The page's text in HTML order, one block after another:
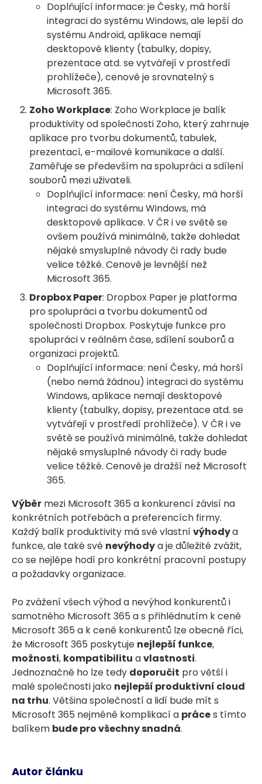
Doplňující informace: je Česky, má horší
integraci do systému Windows, ale lepší do
systému Android, aplikace nemají
desktopové klienty (tabulky, dopisy,
prezentace atd. se vytvářejí v prostředí
prohlížeče), cenově je srovnatelný s
Microsoft 365.
Zoho Workplace: Zoho Workplace je balík
produktivity od společnosti Zoho, který zahrnuje
aplikace pro tvorbu dokumentů, tabulek,
prezentací, e-mailové komunikace a další.
Zaměřuje se především na spolupráci a sdílení
souborů mezi uživateli.
Doplňující informace: není Česky, má horší
integraci do systému Windows, má
desktopové aplikace. V ČR i ve světě se
ovšem používá minimálně, takže dohledat
nějaké smysluplné návody či rady bude
velice těžké. Cenově je levnější než
Microsoft 365.
Dropbox Paper: Dropbox Paper je platforma
pro spolupráci a tvorbu dokumentů od
společnosti Dropbox. Poskytuje funkce pro
spolupráci v reálném čase, sdílení souborů a
organizaci projektů.
Doplňující informace: není Česky, má horší
(nebo nemá žádnou) integraci do systému
Windows, aplikace nemají desktopové
klienty (tabulky, dopisy, prezentace atd. se
vytvářejí v prostředí prohlížeče). V ČR i ve
světě se používá minimálně, takže dohledat
nějaké smysluplné návody či rady bude
velice těžké. Cenově je dražší než Microsoft
365.
Výběr mezi Microsoft 365 a konkurencí závisí na
konkrétních potřebách a preferencích firmy.
Každý balík produktivity má své vlastnívýhodya
funkce, ale také své nevýhodya je důležité zvážit,
co se nejlépe hodí pro konkrétní pracovní postupy
a požadavky organizace.
Po zvážení všech výhod a nevýhod konkurentů i
samotného Microsoft 365 a s přihlédnutím k ceně
Microsoft 365 a k ceně konkurentů lze obecně říci,
že Microsoft 365 poskytuje nejlepší funkce,
možnosti, kompatibilitu avlastnosti.
Jednoznačně ho lze tedy doporučit pro větší i
malé společnosti jako nejlepší produktivní cloud
na trhu. Většina společností a lidí bude mít s
Microsoft 365 nejméně komplikací a práces tímto
balíkem bude pro všechny snadná.
Autor článku